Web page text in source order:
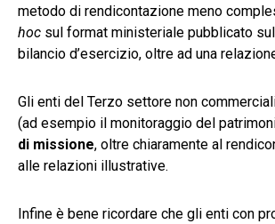
metodo di rendicontazione meno
hoc sul format ministeriale pubblicato
bilancio d’esercizio, oltre ad una
Gli enti del Terzo settore non
(ad esempio il monitoraggio del
di missione, oltre chiaramente al
alle relazioni illustrative.
Infine è bene ricordare che gli enti con